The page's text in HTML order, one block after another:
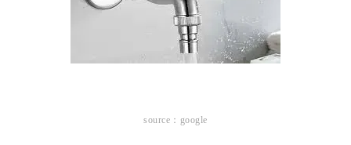
source：google